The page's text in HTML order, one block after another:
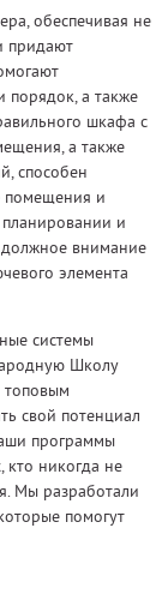
обеспечивая не
придают
порядок, а также
шкафа с
а также
способен
помещения и
и
должное внимание
элемента
системы
Школу
топовым
свой потенциал
программы
кто никогда не
Мы разработали
помогут